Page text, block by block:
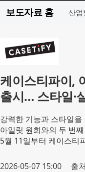
보도자료 홈 산업
케이스티파이,
출시… 스타일·
강력한 기능과 스타일
아일릿 원희와의 두 번
5월 11일부터 케이스티
2026-05-07 15:00 출